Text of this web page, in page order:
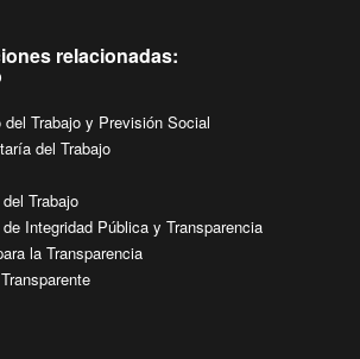
relacionadas:
del Trabajo y Previsión Social
del Trabajo
Trabajo
Integridad Pública y Transparencia
la Transparencia